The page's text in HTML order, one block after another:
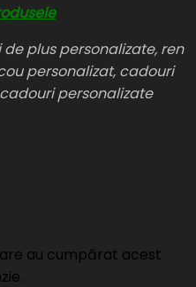
plus personalizate, ren
personalizat, cadouri
personalizate
au cumpărat acest